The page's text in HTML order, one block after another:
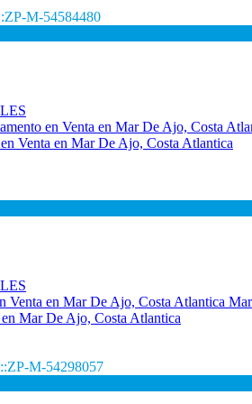
M-54584480
Venta en Mar De Ajo, Costa Atlantica
en Mar De Ajo, Costa Atlantica
M-54298057